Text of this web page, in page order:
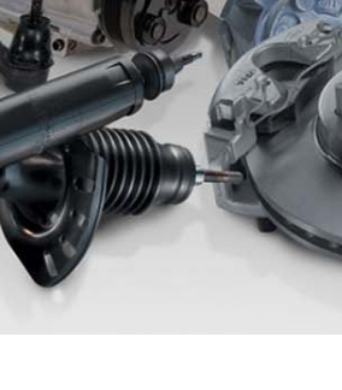
الأردن
الكويت
لبنان
سلطنة عمان
قطر
‫المملكة العربية السعودية‬
الامارات العربية المتحدة